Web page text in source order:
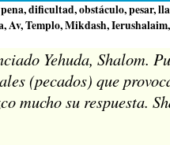
dificultad, obstáculo, pesar,
Av, Templo, Mikdash,
Yehuda, Shalom.
(pecados) que
mucho su respuesta.